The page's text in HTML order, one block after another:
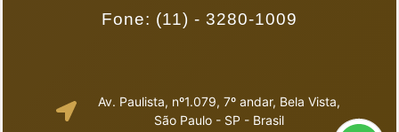
Fone: (11) - 3280-1009
Av. Paulista, nº1.079, 7º andar, Bela Vista,
São Paulo - SP - Brasil